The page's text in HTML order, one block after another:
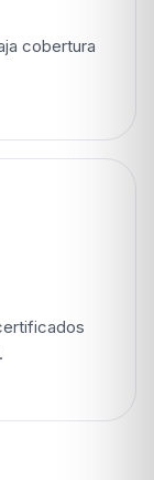
cobertura